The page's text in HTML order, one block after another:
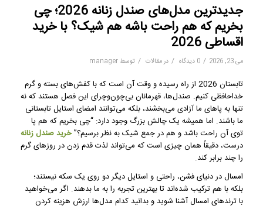
جدیدترین مدل‌های صندل زنانه 2026؛ چی
بخریم که هم راحت باشه هم شیک؟ با خرید
اقساطی 2026
می 23, 2026 / 0 دیدگاه / درمقالات / توسط manager
تابستان 2026 از راه رسیده و وقت آن است که با کفش‌های بسته و گرم
خداحافظی کنیم. صندل‌ها، قهرمانان بی‌چون‌وچرای این فصل هستند که نه
تنها به پاهای ما آزادی می‌بخشند، بلکه می‌توانند امضای استایل تابستانی
ما باشند. اما همیشه یک چالش بزرگ وجود دارد: “چی بخریم که هم پا
توی آن راحت باشد و هم در جمع شیک به نظر برسیم؟”خرید صندل زنانه
درست، دقیقاً همان چیزی است که می‌تواند لذت قدم زدن در روزهای گرم
را چند برابر کند.
امسال در دنیای فشن، راحتی و استایل دیگر دو روی یک سکه نیستند؛
بلکه با هم ترکیب شده‌اند تا بهترین تجربه را به ما بدهند. اگر می‌خواهید
با ترندهای امسال آشنا شوید و بدانید کدام مدل‌ها ارزش هزینه کردن